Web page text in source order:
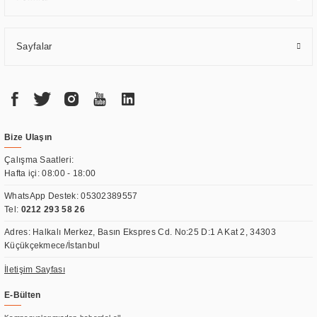
Sayfalar
Bize Ulaşın
Çalışma Saatleri:
Hafta içi: 08:00 - 18:00
WhatsApp Destek:05302389557
Tel: 0212 293 58 26
Adres: Halkalı Merkez, Basın Ekspres Cd. No:25 D:1 A Kat 2, 34303
Küçükçekmece/İstanbul
İletişim Sayfası
E-Bülten